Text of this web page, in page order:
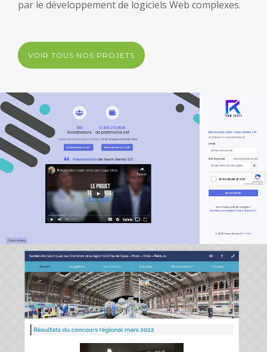
par le développement de logiciels Web complexes.
VOIR TOUS NOS PROJETS
Team-Renta
2022|Création du site Internet